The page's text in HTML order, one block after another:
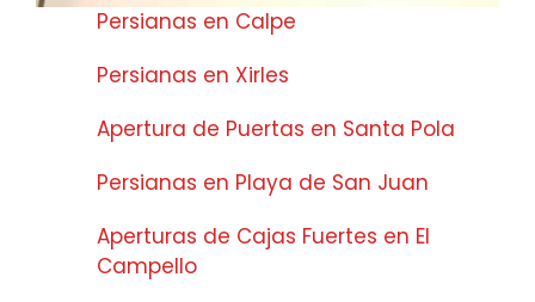
Persianas en Calpe
Persianas en Xirles
Apertura de Puertas en Santa Pola
Persianas en Playa de San Juan
Aperturas de Cajas Fuertes en El
Campello